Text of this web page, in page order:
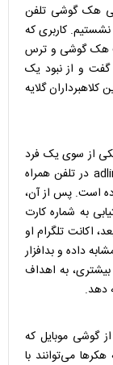
هک گوشی تلفن
کاربری که
هک گوشی و ترس
گفت و از نبود یک
گلایه
از سوی یک فرد
آشنا درباره پیگیری پرونده قضایی فایلی به نام adliran در تلفن همراه
است. پس از آن،
به شماره کارت
اکانت تلگرام او
داده و بدافزار
بیشتری، به اهداف
دهد.
گوشی موبایل که
می‌توانند با